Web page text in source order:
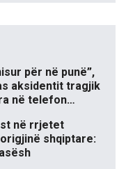
për në punë”,
aksidentit tragjik
në telefon…
në rrjetet
shqiptare: